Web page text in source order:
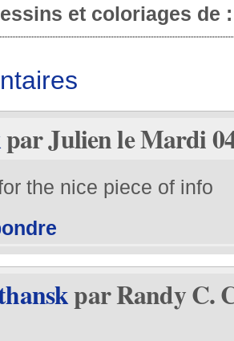
et coloriages de
par Julien le Mardi
the nice piece of info
par Randy C.